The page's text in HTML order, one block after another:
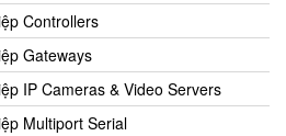
Controllers
Gateways
IP Cameras & Video Servers
Multiport Serial